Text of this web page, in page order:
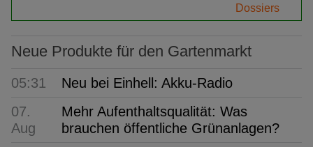
Dossiers
Neue Produkte für den Gartenmarkt
05:31
Neu bei Einhell: Akku-Radio
07.
Aug
Mehr Aufenthaltsqualität: Was
brauchen öffentliche Grünanlagen?